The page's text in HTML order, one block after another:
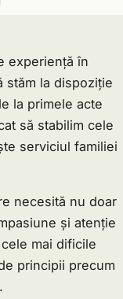
experiență în
stăm la dispoziție
la primele acte
să stabilim cele
serviciul familiei
necesită nu doar
și atenție
mai dificile
principii precum